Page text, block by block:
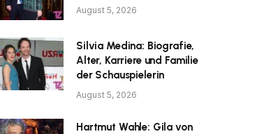
August 5, 2026
Silvia Medina: Biografie,
Alter, Karriere und Familie
der Schauspielerin
August 5, 2026
Hartmut Wahle: Gila von